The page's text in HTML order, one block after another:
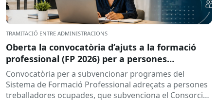
TRAMITACIÓ ENTRE ADMINISTRACIONS
Oberta la convocatòria d’ajuts a la formació
professional (FP 2026) per a persones
treballadores ocupades
Convocatòria per a subvencionar programes del
Sistema de Formació Professional adreçats a persones
treballadores ocupades, que subvenciona el Consorci